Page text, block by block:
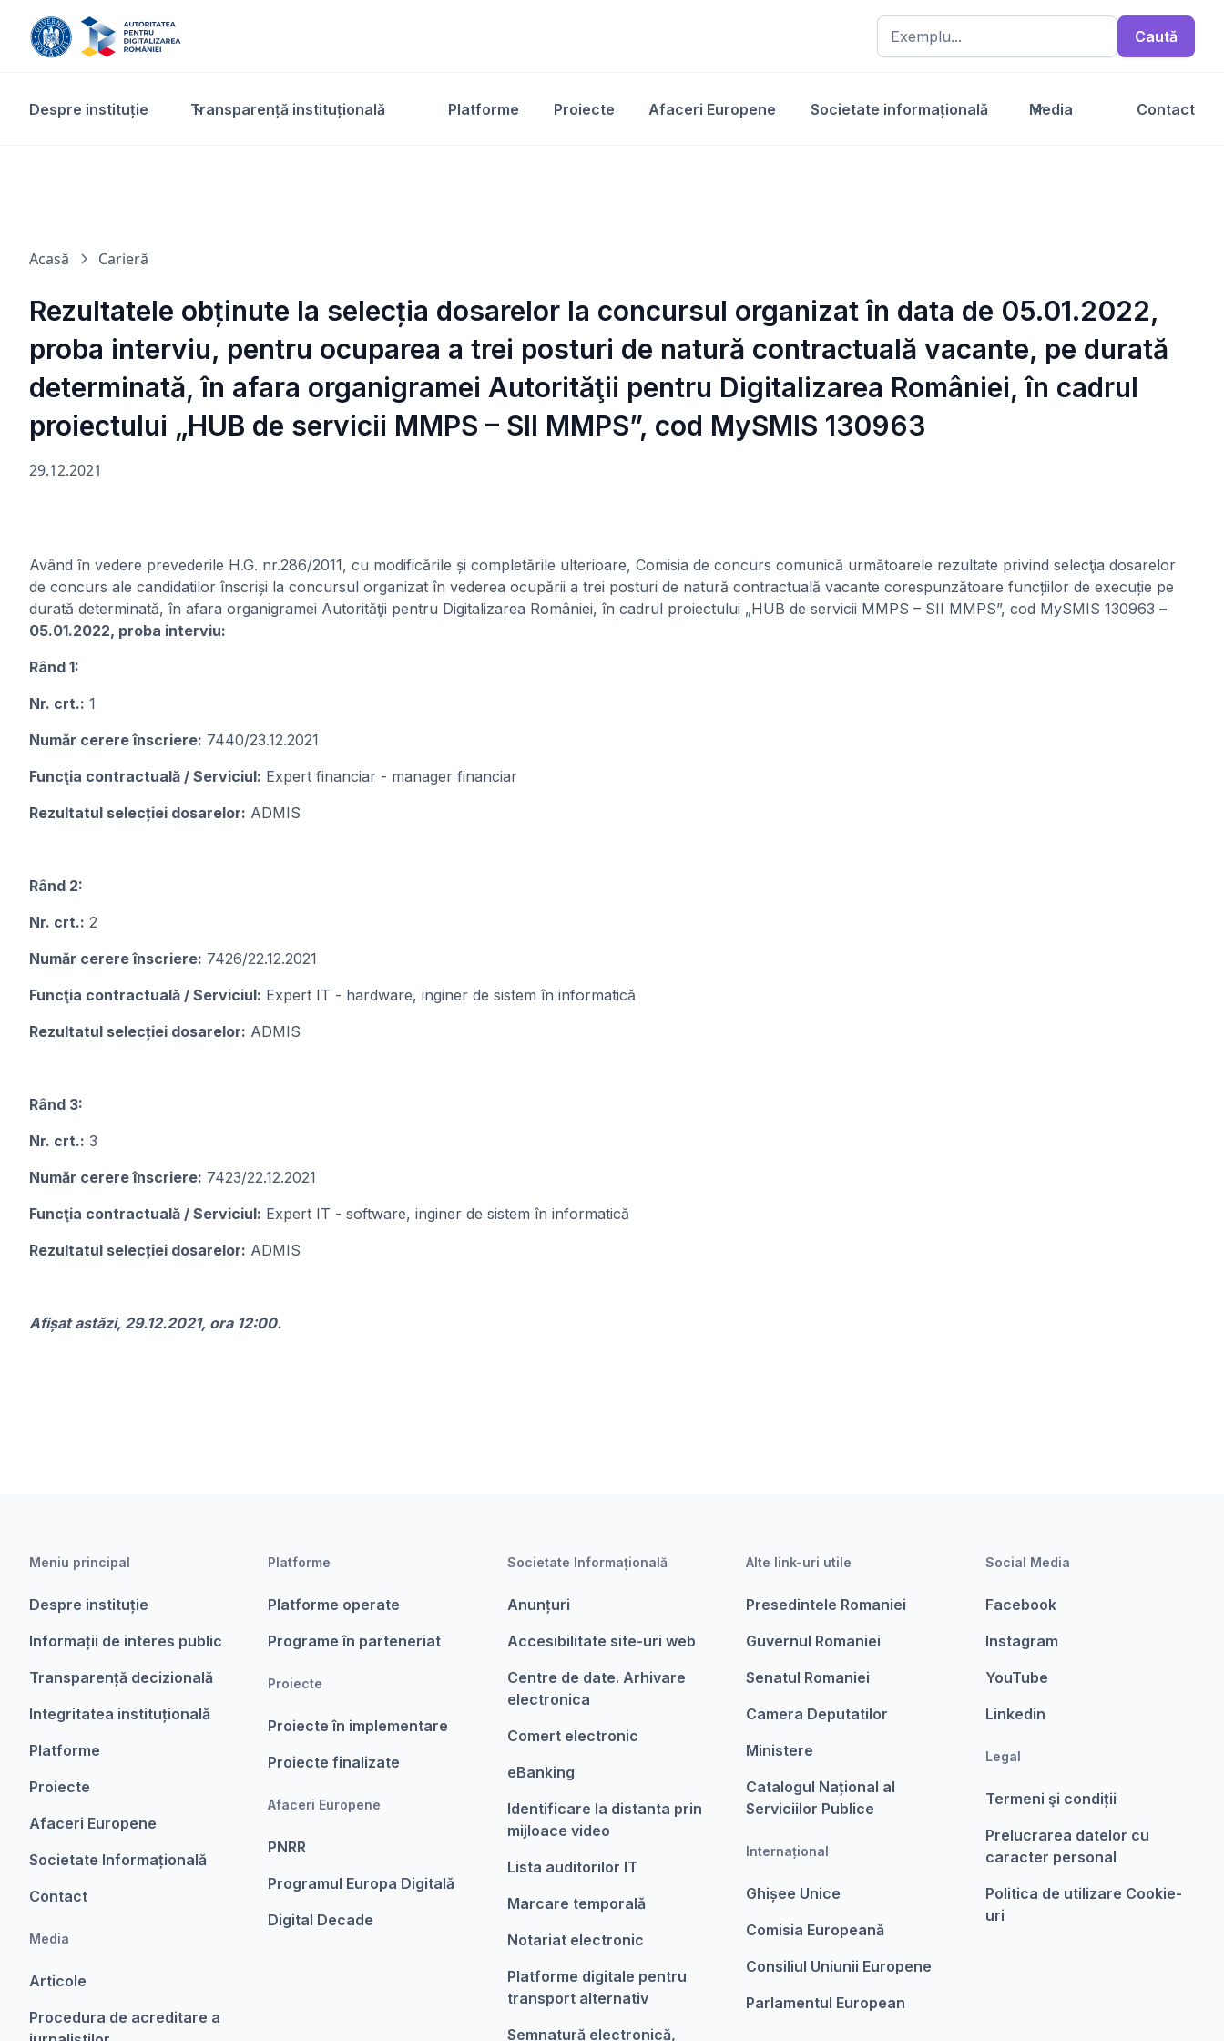
Despre instituție Transparență instituțională​ Platforme Proiecte Afaceri Europene Societate informațională Media Contact
Acasă Carieră
Rezultatele obținute la selecția dosarelor la concursul organizat în data de 05.01.2022,
proba interviu, pentru ocuparea a trei posturi de natură contractuală vacante, pe durată
determinată, în afara organigramei Autorităţii pentru Digitalizarea României, în cadrul
proiectului „HUB de servicii MMPS – SII MMPS”, cod MySMIS 130963
29.12.2021
Având în vedere prevederile H.G. nr.286/2011, cu modificările și completările ulterioare, Comisia de concurs comunică următoarele rezultate privind selecţia dosarelor
de concurs ale candidatilor înscriși la concursul organizat în vederea ocupării a trei posturi de natură contractuală vacante corespunzătoare funcțiilor de execuție pe
durată determinată, în afara organigramei Autorităţii pentru Digitalizarea României, în cadrul proiectului „HUB de servicii MMPS – SII MMPS”, cod MySMIS 130963 –
05.01.2022, proba interviu:
Rând 1:
Nr. crt.: 1
Număr cerere înscriere: 7440/23.12.2021
Funcţia contractuală / Serviciul: Expert financiar - manager financiar
Rezultatul selecției dosarelor: ADMIS
Rând 2:
Nr. crt.: 2
Număr cerere înscriere: 7426/22.12.2021
Funcţia contractuală / Serviciul: Expert IT - hardware, inginer de sistem în informatică
Rezultatul selecției dosarelor: ADMIS
Rând 3:
Nr. crt.: 3
Număr cerere înscriere: 7423/22.12.2021
Funcţia contractuală / Serviciul: Expert IT - software, inginer de sistem în informatică
Rezultatul selecției dosarelor: ADMIS
Afișat astăzi, 29.12.2021, ora 12:00.
Meniu principal
Despre instituție
Informații de interes public
Transparență decizională
Integritatea instituțională
Platforme
Proiecte
Afaceri Europene
Societate Informațională
Contact
Media
Articole
Procedura de acreditare a
Platforme
Platforme operate
Programe în parteneriat
Proiecte
Proiecte în implementare
Proiecte finalizate
Afaceri Europene
PNRR
Programul Europa Digitalǎ
Digital Decade
Societate Informațională
Anunțuri
Accesibilitate site-uri web
Centre de date. Arhivare
electronica
Comert electronic
eBanking
Identificare la distanta prin
mijloace video
Lista auditorilor IT
Marcare temporalǎ
Notariat electronic
Platforme digitale pentru
transport alternativ
Semnatură electronică,
Alte link-uri utile
Presedintele Romaniei
Guvernul Romaniei
Senatul Romaniei
Camera Deputatilor
Ministere
Catalogul Național al
Serviciilor Publice
Internațional
Ghișee Unice
Comisia Europeanǎ
Consiliul Uniunii Europene
Parlamentul European
Social Media
Facebook
Instagram
YouTube
Linkedin
Legal
Termeni şi condiții
Prelucrarea datelor cu
caracter personal
Politica de utilizare Cookie-
uri